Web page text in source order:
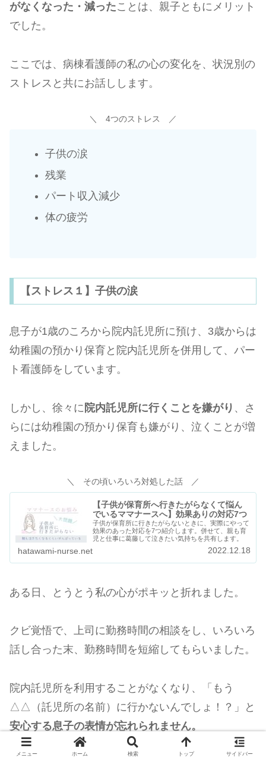
がなくなった・減ったことは、親子ともにメリット
でした。
ここでは、病棟看護師の私の心の変化を、状況別の
ストレスと共にお話しします。
＼ 4つのストレス ／
子供の涙
残業
パート収入減少
体の疲労
【ストレス１】子供の涙
息子が1歳のころから院内託児所に預け、3歳からは
幼稚園の預かり保育と院内託児所を併用して、パー
ト看護師をしています。
しかし、徐々に 院内託児所に行くことを嫌がり 、さ
らには幼稚園の預かり保育も嫌がり、泣くことが増
えました。
＼ その頃いろいろ対処した話 ／
【子供が保育所へ行きたがらなくて悩ん
でいるママナースへ】効果ありの対応7つ
子供が保育所に行きたがらないときに、実際にやって
効果のあった対応を7つ紹介します。併せて、親も育
児と仕事に葛藤して泣きたい気持ちを共有します。
hatawami-nurse.net 2022.12.18
ある日、とうとう私の心がポキッと折れました。
クビ覚悟で、上司に勤務時間の相談をし、いろいろ
話し合った末、勤務時間を短縮してもらいました。
院内託児所を利用することがなくなり、「もう
△△（託児所の名前）に行かないんでしょ！？」と
安心する息子の表情が忘れられません。
メニュー ホーム 検索 トップ サイドバー